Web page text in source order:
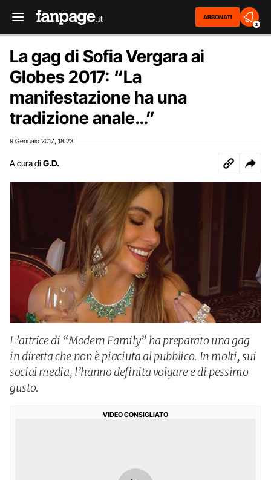
ABBONATI
2
La gag di Sofia Vergara ai
Globes 2017: “La
manifestazione ha una
tradizione anale…”
9 Gennaio 2017 18:23
A cura di G.D.
L’attrice di “Modern Family” ha preparato una gag
in diretta che non è piaciuta al pubblico. In molti, sui
social media, l’hanno definita volgare e di pessimo
gusto.
VIDEO CONSIGLIATO